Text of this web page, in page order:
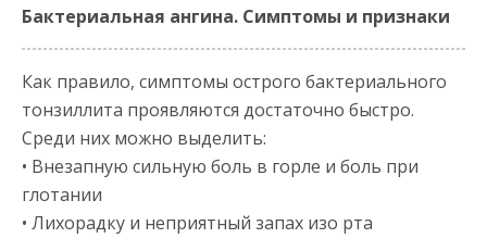
Бактериальная ангина. Симптомы и признаки
Как правило, симптомы острого бактериального
тонзиллита проявляются достаточно быстро.
Среди них можно выделить:
• Внезапную сильную боль в горле и боль при
глотании
• Лихорадку и неприятный запах изо рта